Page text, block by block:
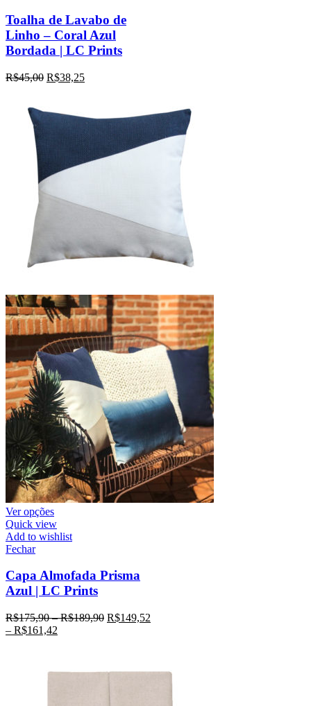
Toalha de Lavabo de
Linho – Coral Azul
Bordada | LC Prints
R$45,00 R$38,25
Ver opções
Quick view
Add to wishlist
Fechar
Capa Almofada Prisma
Azul | LC Prints
R$175,90–R$189,90 R$149,52
– R$161,42